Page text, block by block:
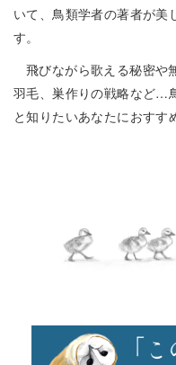
いて、鳥類学者の著者が美
す。
飛びながら歌える秘密や
羽毛、巣作りの戦略など…
と知りたいあなたにおすす